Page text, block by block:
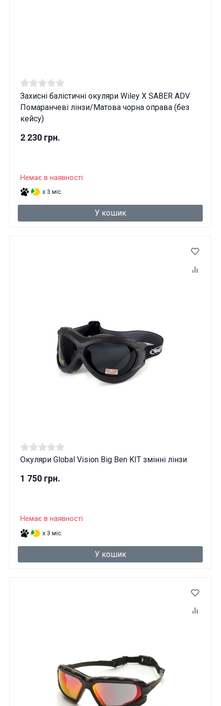
Захисні балістичні окуляри Wiley X SABER ADV
Помаранчеві лінзи/Матова чорна оправа (без
кейсу)
2 230 грн.
Немає в наявності
x 3 міс.
У кошик
Окуляри Global Vision Big Ben KIT змінні лінзи
1 750 грн.
Немає в наявності
x 3 міс.
У кошик
Ці товари продаються особам, які
досягли 18 років!